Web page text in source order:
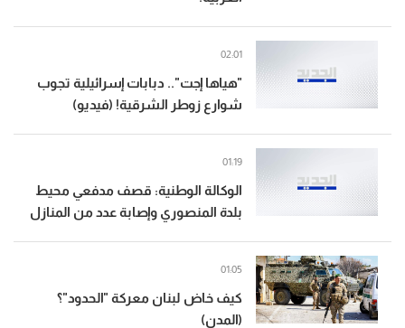
"هياها إجت".. دبابات إسرائيلية تجوب
شوارع زوطر الشرقية! (فيديو)
02:01
الوكالة الوطنية: قصف مدفعي محيط
بلدة المنصوري وإصابة عدد من المنازل
01:19
كيف خاض لبنان معركة "الحدود"؟
(المدن)
01:05